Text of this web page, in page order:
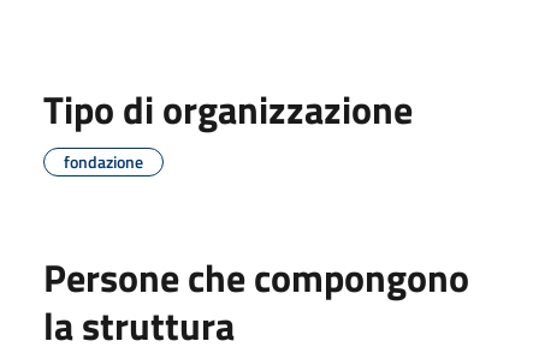
Tipo di organizzazione
fondazione
Persone che compongono
la struttura